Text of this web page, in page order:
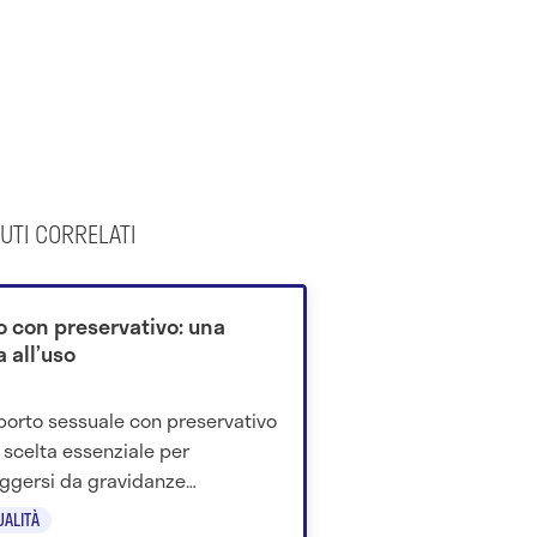
CORRELATI
con preservativo: una
all’uso
sessuale con preservativo
essenziale per
da gravidanze
infezioni e malattie: